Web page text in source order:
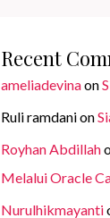
Recent
ameliadevinaon
Ruli ramdanion
Royhan Abdillah
Melalui Oracle
Nurulhikmayanti